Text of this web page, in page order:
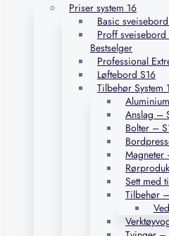
Priser system 16
Basic
Proff
Bestselger
Professional
Løftebord S16
Tilbehør System
Anslag –
Bolter –
Magneter
Sett med
Tilbehør